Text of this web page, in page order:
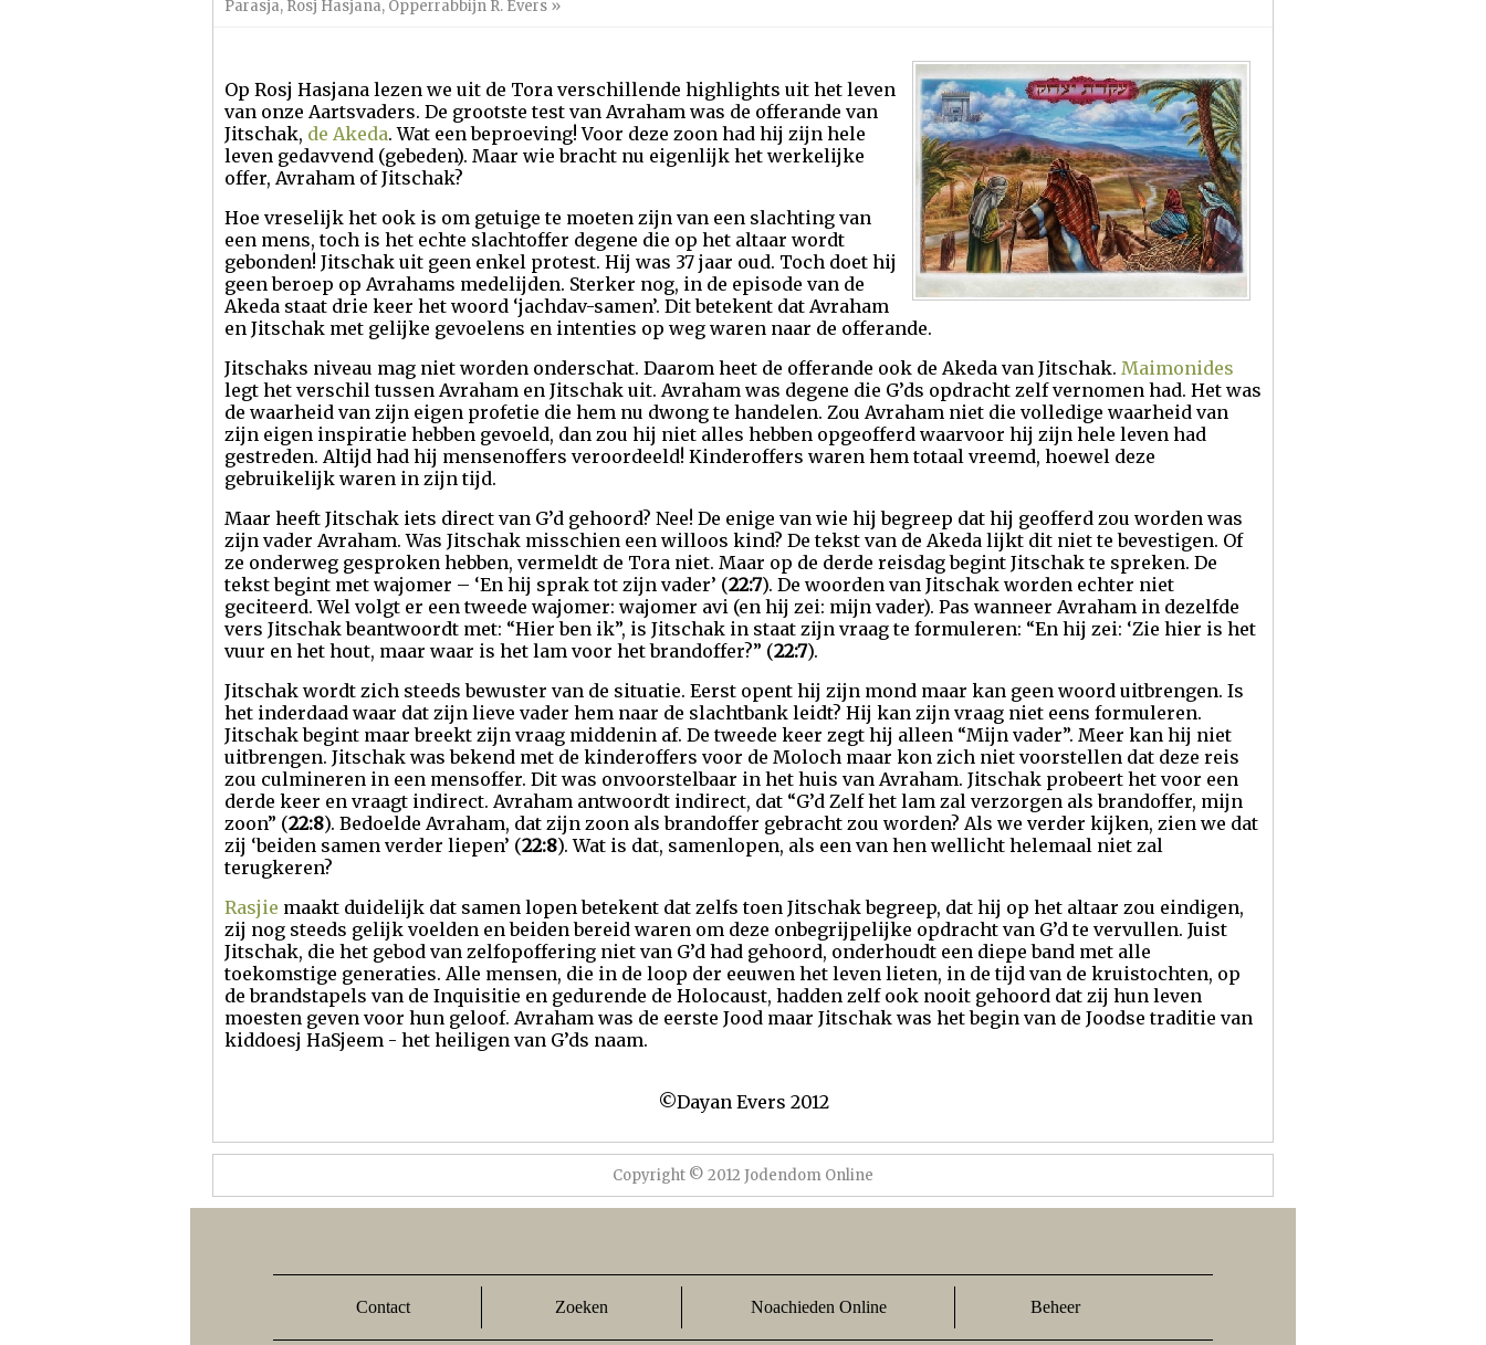
Parasja, Rosj Hasjana, Opperrabbijn R. Evers »
Op Rosj Hasjana lezen we uit de Tora verschillende highlights uit het leven
van onze Aartsvaders. De grootste test van Avraham was de offerande van
Jitschak, de Akeda. Wat een beproeving! Voor deze zoon had hij zijn hele
leven gedavvend (gebeden). Maar wie bracht nu eigenlijk het werkelijke
offer, Avraham of Jitschak?
Hoe vreselijk het ook is om getuige te moeten zijn van een slachting van
een mens, toch is het echte slachtoffer degene die op het altaar wordt
gebonden! Jitschak uit geen enkel protest. Hij was 37 jaar oud. Toch doet hij
geen beroep op Avrahams medelijden. Sterker nog, in de episode van de
Akeda staat drie keer het woord ‘jachdav-samen’. Dit betekent dat Avraham
en Jitschak met gelijke gevoelens en intenties op weg waren naar de offerande.
Jitschaks niveau mag niet worden onderschat. Daarom heet de offerande ook de Akeda van Jitschak. Maimonides
legt het verschil tussen Avraham en Jitschak uit. Avraham was degene die G’ds opdracht zelf vernomen had. Het was
de waarheid van zijn eigen profetie die hem nu dwong te handelen. Zou Avraham niet die volledige waarheid van
zijn eigen inspiratie hebben gevoeld, dan zou hij niet alles hebben opgeofferd waarvoor hij zijn hele leven had
gestreden. Altijd had hij mensenoffers veroordeeld! Kinderoffers waren hem totaal vreemd, hoewel deze
gebruikelijk waren in zijn tijd.
Maar heeft Jitschak iets direct van G’d gehoord? Nee! De enige van wie hij begreep dat hij geofferd zou worden was
zijn vader Avraham. Was Jitschak misschien een willoos kind? De tekst van de Akeda lijkt dit niet te bevestigen. Of
ze onderweg gesproken hebben, vermeldt de Tora niet. Maar op de derde reisdag begint Jitschak te spreken. De
tekst begint met wajomer – ‘En hij sprak tot zijn vader’ (22:7). De woorden van Jitschak worden echter niet
geciteerd. Wel volgt er een tweede wajomer: wajomer avi (en hij zei: mijn vader). Pas wanneer Avraham in dezelfde
vers Jitschak beantwoordt met: “Hier ben ik”, is Jitschak in staat zijn vraag te formuleren: “En hij zei: ‘Zie hier is het
vuur en het hout, maar waar is het lam voor het brandoffer?” (22:7).
Jitschak wordt zich steeds bewuster van de situatie. Eerst opent hij zijn mond maar kan geen woord uitbrengen. Is
het inderdaad waar dat zijn lieve vader hem naar de slachtbank leidt? Hij kan zijn vraag niet eens formuleren.
Jitschak begint maar breekt zijn vraag middenin af. De tweede keer zegt hij alleen “Mijn vader”. Meer kan hij niet
uitbrengen. Jitschak was bekend met de kinderoffers voor de Moloch maar kon zich niet voorstellen dat deze reis
zou culmineren in een mensoffer. Dit was onvoorstelbaar in het huis van Avraham. Jitschak probeert het voor een
derde keer en vraagt indirect. Avraham antwoordt indirect, dat “G’d Zelf het lam zal verzorgen als brandoffer, mijn
zoon” (22:8). Bedoelde Avraham, dat zijn zoon als brandoffer gebracht zou worden? Als we verder kijken, zien we dat
zij ‘beiden samen verder liepen’ (22:8). Wat is dat, samenlopen, als een van hen wellicht helemaal niet zal
terugkeren?
Rasjie maakt duidelijk dat samen lopen betekent dat zelfs toen Jitschak begreep, dat hij op het altaar zou eindigen,
zij nog steeds gelijk voelden en beiden bereid waren om deze onbegrijpelijke opdracht van G’d te vervullen. Juist
Jitschak, die het gebod van zelfopoffering niet van G’d had gehoord, onderhoudt een diepe band met alle
toekomstige generaties. Alle mensen, die in de loop der eeuwen het leven lieten, in de tijd van de kruistochten, op
de brandstapels van de Inquisitie en gedurende de Holocaust, hadden zelf ook nooit gehoord dat zij hun leven
moesten geven voor hun geloof. Avraham was de eerste Jood maar Jitschak was het begin van de Joodse traditie van
kiddoesj HaSjeem - het heiligen van G’ds naam.
©Dayan Evers 2012
Copyright © 2012 Jodendom Online
Contact Zoeken Noachieden Online Beheer